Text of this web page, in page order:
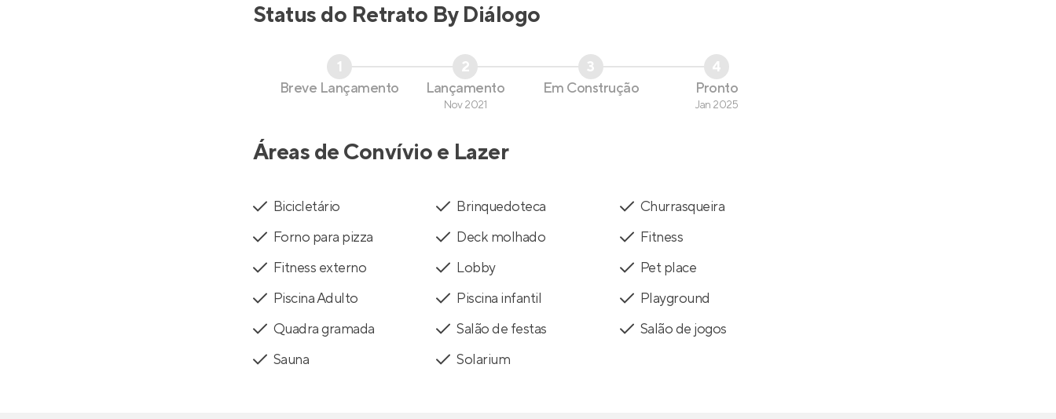
Status do Retrato By Diálogo
1
Breve Lançamento
2
Lançamento
Nov 2021
3
Em Construção
4
Pronto
Jan 2025
Áreas de Convívio e Lazer
Bicicletário Brinquedoteca
Churrasqueira
Forno para pizza
Deck molhado
Fitness
Fitness externo
Lobby
Pet place
Piscina Adulto
Piscina infantil
Playground
Quadra gramada
Salão de festas
Salão de jogos
Sauna
Solarium